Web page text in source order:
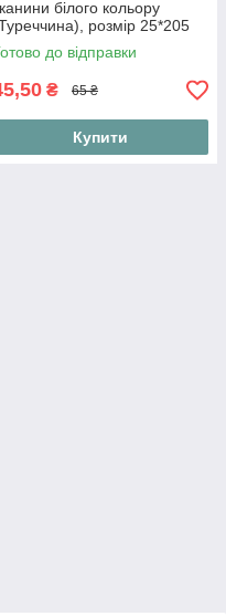
білого кольору
розмір 25*205
до відправки
₴ 65 ₴
Купити